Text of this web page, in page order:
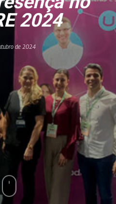
2024
de 2024